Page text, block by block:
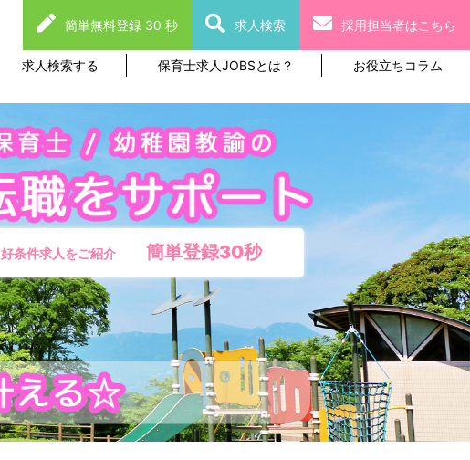
求人検索する 保育士求人JOBSとは？ お役立ちコラム
簡単無料登録 30 秒 求人検索 採用担当者はこちら
好条件求人をご紹介 簡単登録30秒